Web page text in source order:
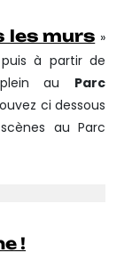
les murs »
à partir de
au Parc
ci dessous
au Parc
!